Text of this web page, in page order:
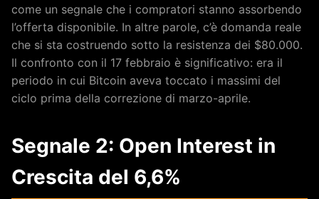
come un segnale che i compratori stanno assorbendo
l’offerta disponibile. In altre parole, c’è domanda reale
che si sta costruendo sotto la resistenza dei $80.000.
Il confronto con il 17 febbraio è significativo: era il
periodo in cui Bitcoin aveva toccato i massimi del
ciclo prima della correzione di marzo-aprile.
Segnale 2: Open Interest in
Crescita del 6,6%